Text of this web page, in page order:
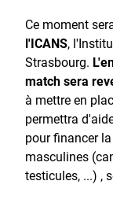
Ce moment
l'ICANS,
Strasbourg.
match sera
à mettre en
permettra
pour financer
masculines
testicules, ...) ,